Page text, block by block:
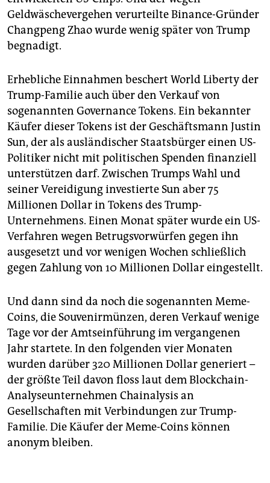
Geldwäschevergehen verurteilte Binance-Gründer
Changpeng Zhao wurde wenig später von Trump
begnadigt.
Erhebliche Einnahmen beschert World Liberty der
Trump-Familie auch über den Verkauf von
sogenannten Governance Tokens. Ein bekannter
Käufer dieser Tokens ist der Geschäftsmann Justin
Sun, der als ausländischer Staatsbürger einen US-
Politiker nicht mit politischen Spenden finanziell
unterstützen darf. Zwischen Trumps Wahl und
seiner Vereidigung investierte Sun aber 75
Millionen Dollar in Tokens des Trump-
Unternehmens. Einen Monat später wurde ein US-
Verfahren wegen Betrugsvorwürfen gegen ihn
ausgesetzt und vor wenigen Wochen schließlich
gegen Zahlung von 10 Millionen Dollar eingestellt.
Und dann sind da noch die sogenannten Meme-
Coins, die Souvenirmünzen, deren Verkauf wenige
Tage vor der Amtseinführung im vergangenen
Jahr startete. In den folgenden vier Monaten
wurden darüber 320 Millionen Dollar generiert –
der größte Teil davon floss laut dem Blockchain-
Analyseunternehmen Chainalysis an
Gesellschaften mit Verbindungen zur Trump-
Familie. Die Käufer der Meme-Coins können
anonym bleiben.